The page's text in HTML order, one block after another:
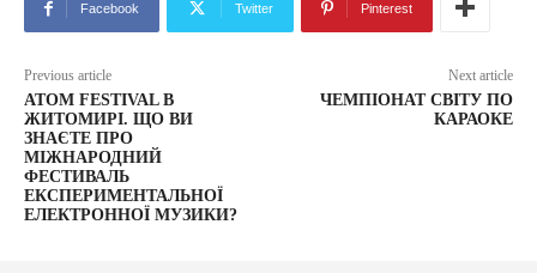
Facebook Twitter Pinterest
Previous article
ATOM FESTIVAL В
ЖИТОМИРІ. ЩО ВИ
ЗНАЄТЕ ПРО
МІЖНАРОДНИЙ
ФЕСТИВАЛЬ
ЕКСПЕРИМЕНТАЛЬНОЇ
ЕЛЕКТРОННОЇ МУЗИКИ?
Next article
ЧЕМПІОНАТ СВІТУ ПО
КАРАОКЕ